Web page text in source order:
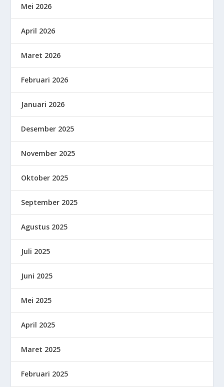
Mei 2026
April 2026
Maret 2026
Februari 2026
Januari 2026
Desember 2025
November 2025
Oktober 2025
September 2025
Agustus 2025
Juli 2025
Juni 2025
Mei 2025
April 2025
Maret 2025
Februari 2025